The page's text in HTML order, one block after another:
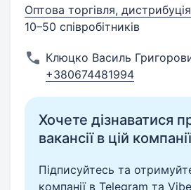
Оптова торгівля,
10–50 співробітників
Клюцко Василь
+380674481994
Хочете дізнаватися
вакансії в цій
Підписуйтесь та отримуйте
компанії в Telegram та